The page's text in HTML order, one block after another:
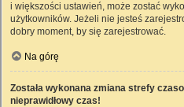
i większości ustawień, może zostać
użytkowników. Jeżeli nie jesteś
dobry moment, by się zarejestrować.
Na górę
Została wykonana zmiana strefy
nieprawidłowy czas!